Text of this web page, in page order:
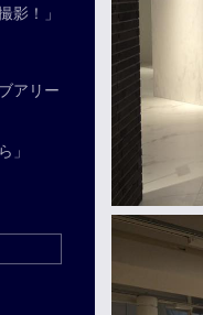
影！」
アリー
」